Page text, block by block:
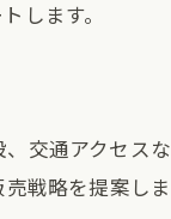
します。
交通アクセス
戦略を提案し